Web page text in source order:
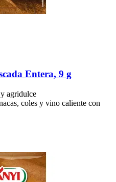
Entera, 9 g
agridulce
coles y vino caliente con